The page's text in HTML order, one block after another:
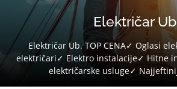
Električar Ub
Električar Ub. TOP CENA✓ Oglasi
električari✓ Elektro instalacije✓ Hitne
električarske usluge✓